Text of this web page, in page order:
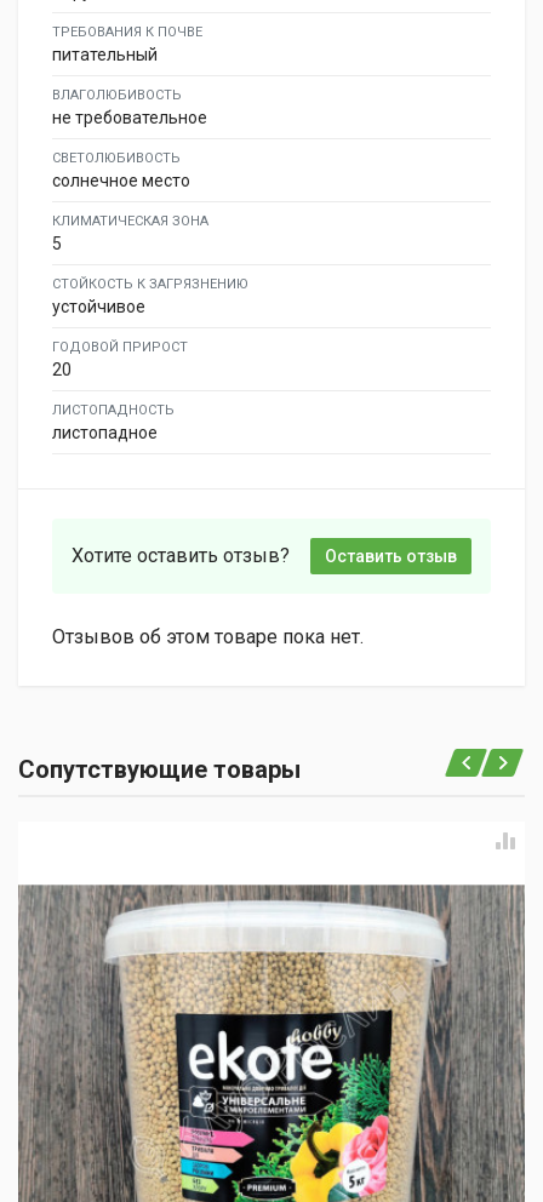
ТРЕБОВАНИЯ К ПОЧВЕ
питательный
ВЛАГОЛЮБИВОСТЬ
не требовательное
СВЕТОЛЮБИВОСТЬ
солнечное место
КЛИМАТИЧЕСКАЯ ЗОНА
5
СТОЙКОСТЬ К ЗАГРЯЗНЕНИЮ
устойчивое
ГОДОВОЙ ПРИРОСТ
20
ЛИСТОПАДНОСТЬ
листопадное
Хотите оставить отзыв? Оставить отзыв
Отзывов об этом товаре пока нет.
Сопутствующие товары